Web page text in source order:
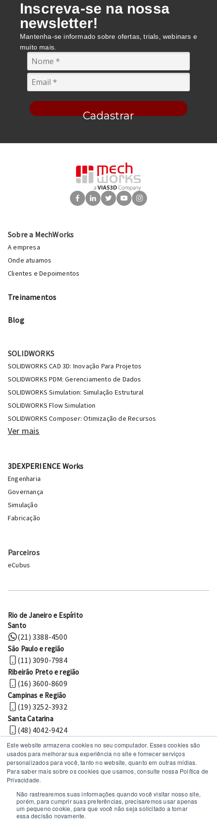
Este website armazena cookies no seu computador. Esses cookies são
usados ​​para melhorar sua experiência no site e fornecer serviços
personalizados para você, tanto no website, quanto em outras mídias.
Para saber mais sobre os cookies que usamos, consulte nossa Política de
Privacidade.
Não rastrearemos suas informações quando você visitar nosso site,
porém, para cumprir suas preferências, precisaremos usar apenas
um pequeno cookie, para que você não seja solicitado a tomar
essa decisão novamente.
Inscreva-se na nossa
newsletter!
Mantenha-se informado sobre ofertas, trials, webinars e
muito mais.
Cadastrar
Sobre a MechWorks
A empresa
Onde atuamos
Clientes e Depoimentos
Treinamentos
Blog
SOLIDWORKS
SOLIDWORKS CAD 3D: Inovação Para Projetos
SOLIDWORKS PDM: Gerenciamento de Dados
SOLIDWORKS Simulation: Simulação Estrutural
SOLIDWORKS Flow Simulation
SOLIDWORKS Composer: Otimização de Recursos
Ver mais
3DEXPERIENCE Works
Engenharia
Governança
Simulação
Fabricação
Parceiros
eCubus
Rio de Janeiro e Espírito
Santo
(21) 3388-4500
São Paulo e região
(11) 3090-7984
Ribeirão Preto e região
(16) 3600-8609
Campinas e Região
(19) 3252-3932
Santa Catarina
(48) 4042-9424
Políticas de privacidade